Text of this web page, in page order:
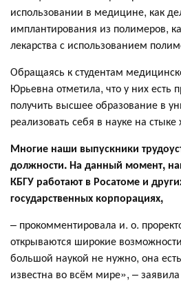
использовании в медицине, как
имплантирования из полимеров,
лекарства с использованием
Обращаясь к студентам
Юрьевна отметила, что у них есть
получить высшее образование в
реализовать себя в науке на
Многие наши выпускники
должности. На данный момент,
КБГУ работают в Росатоме и
государственных корпорациях,
– прокомментировала и. о.
открываются широкие
большой наукой не нужно, она
известна во всём мире», –